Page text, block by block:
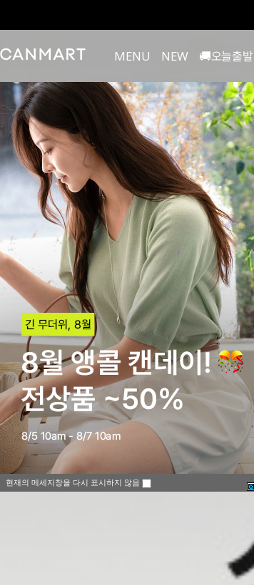
MENU NEW 🚚오늘출발
현재의 메세지창을 다시 표시하지 않음